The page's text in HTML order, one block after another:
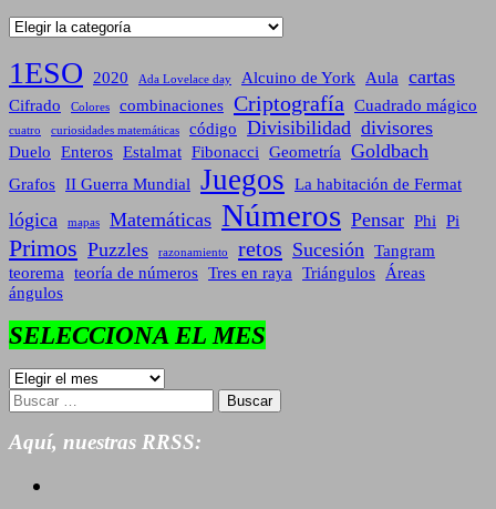
Categorías
1ESO 2020 Ada Lovelace day Alcuino de York Aula cartas
Cifrado Colores combinaciones Criptografía Cuadrado mágico
cuatro curiosidades matemáticas código Divisibilidad divisores
Duelo Enteros Estalmat Fibonacci Geometría Goldbach
Grafos II Guerra Mundial Juegos La habitación de Fermat
lógica mapas Matemáticas Números Pensar Phi Pi
Primos Puzzles razonamiento retos Sucesión Tangram
teorema teoría de números Tres en raya Triángulos Áreas
ángulos
SELECCIONA EL MES
SELECCIONA
EL
MES
Buscar:
Aquí, nuestras RRSS: